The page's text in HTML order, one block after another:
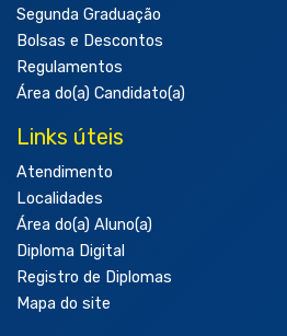
Segunda Graduação
Bolsas e Descontos
Regulamentos
Área do(a) Candidato(a)
Links úteis
Atendimento
Localidades
Área do(a) Aluno(a)
Diploma Digital
Registro de Diplomas
Mapa do site